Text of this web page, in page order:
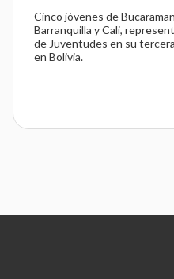
Cinco jóvenes de
Barranquilla y Cali,
de Juventudes en su
en Bolivia.